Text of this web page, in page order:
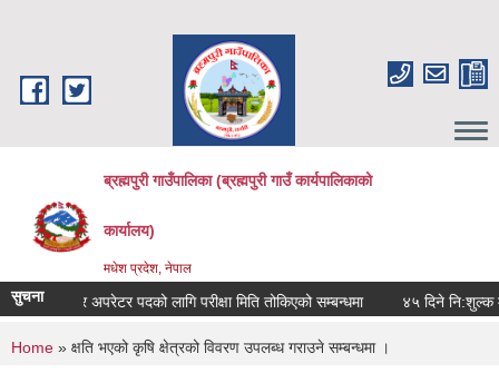
ब्रह्मपुरी गाउँपालिका (ब्रह्मपुरी गाउँ कार्यपालिकाको
कार्यालय)
मधेश प्रदेश, नेपाल
सुचना
कम्प्युटर अपरेटर पदको लागि परीक्षा मिति तोकिएको सम्बन्धमा ४५ दिने नि:शुल्क
You are here
Home » क्षति भएको कृषि क्षेत्रको विवरण उपलब्ध गराउने सम्बन्धमा ।